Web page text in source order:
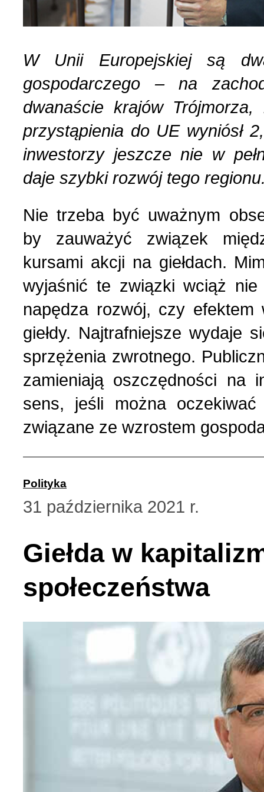
Strona religijna (18)
Sylwetki znanych ludzi
Szkolnictwo (14)
U naszych sąsiadów (9)
Wojna rosyjsko-
Wspomnienia (2)
Wybory w Polsce (4)
Wydarzenia (7)
Wydarzenia w Polsce
Wystawy, premiery,
Куточок юного
Українська сторінка
W Unii Europejskiej są
gospodarczego – na
dwanaście krajów
przystąpienia do UE wyniósł
inwestorzy jeszcze nie w
daje szybki rozwój tego
Nie trzeba być uważnym
by zauważyć związek
kursami akcji na giełdach.
wyjaśnić te związki wciąż
napędza rozwój, czy
giełdy. Najtrafniejsze wydaje
sprzężenia zwrotnego.
zamieniają oszczędności na
sens, jeśli można
związane ze wzrostem
Polityka
31 października 2021 r.
Giełda w
społeczeństwa